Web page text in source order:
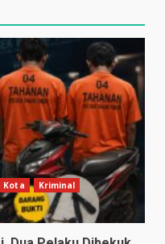
Kota
Kriminal